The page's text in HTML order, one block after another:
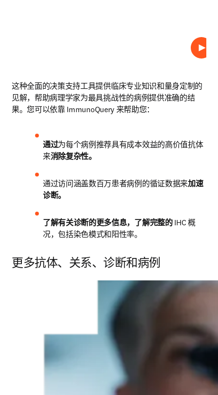
播放
这种全面的决策支持工具提供临床专业知识和量身定制的
见解，帮助病理学家为最具挑战性的病例提供准确的结
果。您可以依靠 ImmunoQuery 来帮助您：
通过为每个病例推荐具有成本效益的高价值抗体
来消除复杂性。
通过访问涵盖数百万患者病例的循证数据来加速
诊断。
了解有关诊断的更多信息，了解完整的 IHC 概
况，包括染色模式和阳性率。
更多抗体、关系、诊断和病例